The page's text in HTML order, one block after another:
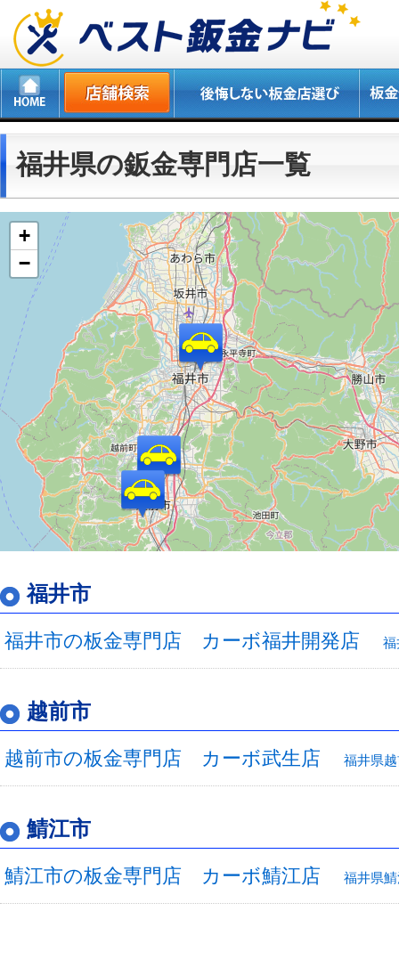
福井県の鈑金専門店一覧
+
−
福井市
福井市の板金専門店 カーボ福井開発店 福
越前市
越前市の板金専門店 カーボ武生店 福井県
鯖江市
鯖江市の板金専門店 カーボ鯖江店 福井県